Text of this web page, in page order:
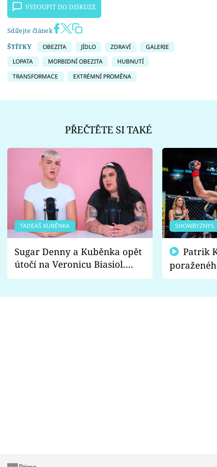
VSTOUPIT DO DISKUZE
Sdílejte článek
ŠTÍTKY
OBEZITA JÍDLO ZDRAVÍ
GALERIE
LOPATA
MORBIDNÍ OBEZITA
HUBNUTÍ
TRANSFORMACE
EXTRÉMNÍ PROMĚNA
PŘEČTĚTE SI TAKÉ
TADEÁŠ KUBĚNKA
Sugar Denny a Kuběnka opět
útočí na Veronicu Biasiol.
Proč je podle nich falešná a
SHOWBYZNYS
fanoušci